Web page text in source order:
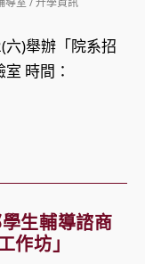
)舉辦「院系招
時間：
生輔導諮商
作坊」